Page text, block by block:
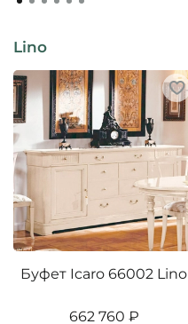
Lino
Буфет Icaro 66002 Lino
662 760 ₽